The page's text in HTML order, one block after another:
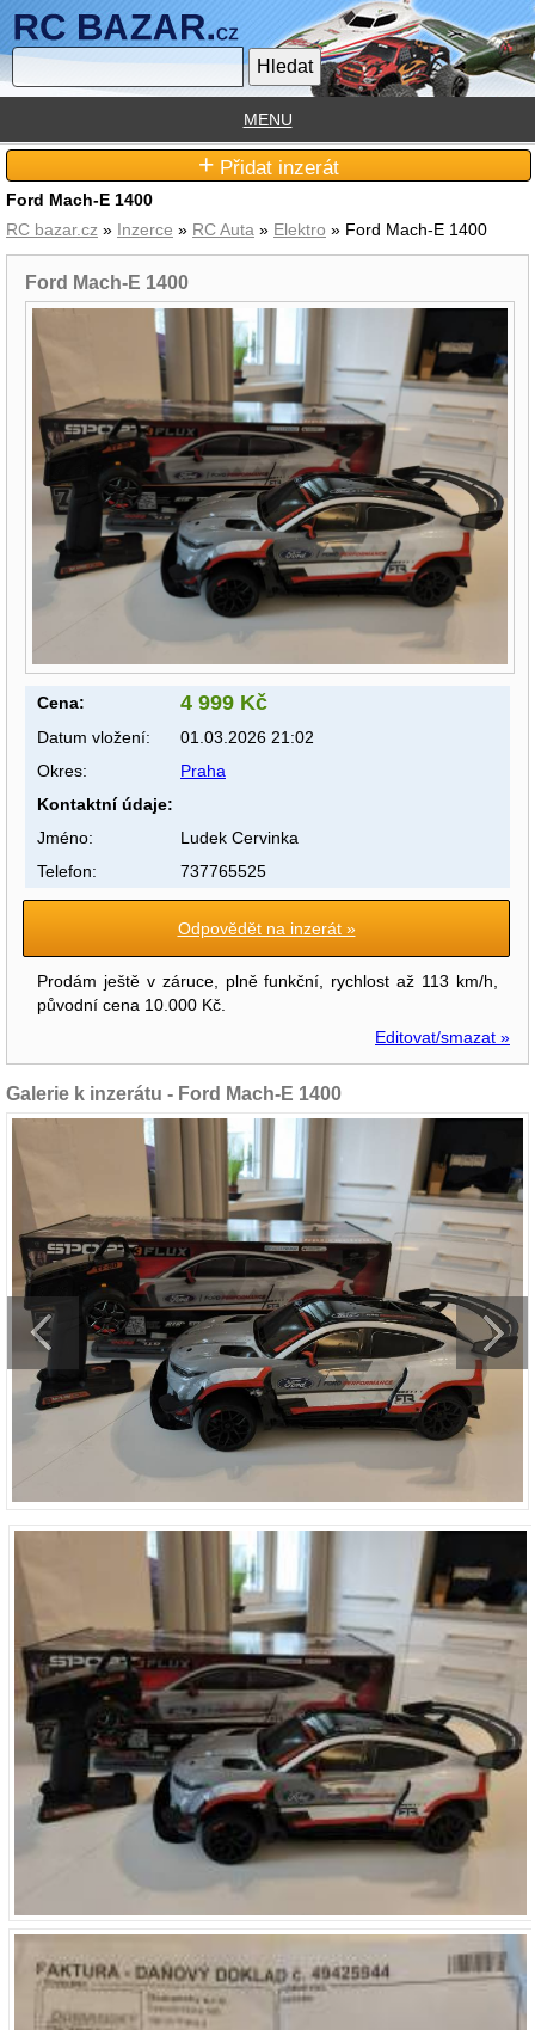
Ford Mach-E 1400
Ford Mach-E 1400
Cena: 4 999 Kč
Datum vložení:
01.03.2026 21:02
Okres:
Praha
Kontaktní údaje:
Jméno:
Ludek Cervinka
Telefon:
737765525
Odpovědět na inzerát »
Prodám ještě v záruce, plně funkční, rychlost až 113 km/h,
původní cena 10.000 Kč.
Editovat/smazat »
Galerie k inzerátu - Ford Mach-E 1400
RC bazar.cz » Inzerce » RC Auta » Elektro » Ford Mach-E 1400
MENU
+ Přidat inzerát